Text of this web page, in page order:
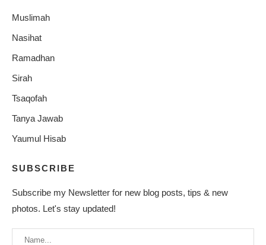
Muslimah
Nasihat
Ramadhan
Sirah
Tsaqofah
Tanya Jawab
Yaumul Hisab
SUBSCRIBE
Subscribe my Newsletter for new blog posts, tips & new
photos. Let's stay updated!